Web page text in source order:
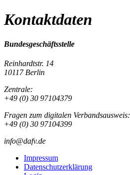
Kontaktdaten
Bundesgeschäftsstelle
Reinhardtstr. 14
10117 Berlin
Zentrale:
+49 (0) 30 97104379
Fragen zum digitalen Verbandsausweis:
+49 (0) 30 97104399
info@dafv.de
Impressum
Datenschutzerklärung